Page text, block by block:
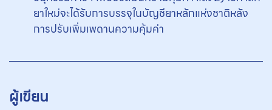
ยาใหม่จะได้รับการบรรจุในบัญชียาหลักแห่งชาติหลัง
การปรับเพิ่มเพดานความคุ้มค่า
ผู้เขียน